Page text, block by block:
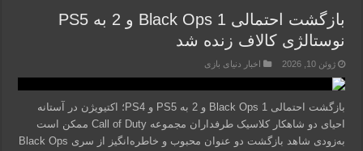
بازگشت احتمالی Black Ops 1 و 2 به PS5
نوستالژی کالاف زنده شد
ژوئن 10, 2026 اخبار دنیای بازی
بازگشت احتمالی Black Ops 1 و 2 به PS5 و PS4؛ اکتیویژن در آستانه
احیای دو شاهکار کلاسیک طرفداران مجموعه Call of Duty ممکن است
به‌زودی شاهد بازگشت دو عنوان محبوب و خاطره‌انگیز از سری Black Ops